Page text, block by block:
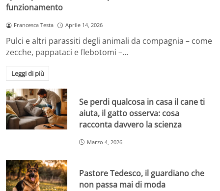
funzionamento
Francesca Testa Aprile 14, 2026
Pulci e altri parassiti degli animali da compagnia – come
zecche, pappataci e flebotomi –…
Leggi di più
Se perdi qualcosa in casa il cane ti
aiuta, il gatto osserva: cosa
racconta davvero la scienza
Marzo 4, 2026
Pastore Tedesco, il guardiano che
non passa mai di moda